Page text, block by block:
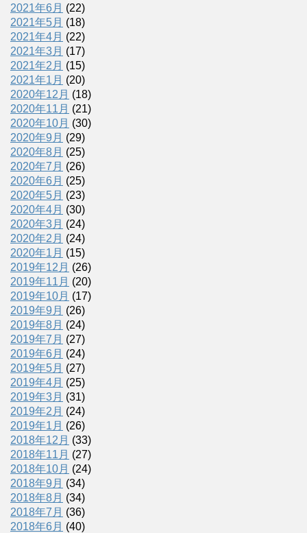
2021年6月 (22)
2021年5月 (18)
2021年4月 (22)
2021年3月 (17)
2021年2月 (15)
2021年1月 (20)
2020年12月 (18)
2020年11月 (21)
2020年10月 (30)
2020年9月 (29)
2020年8月 (25)
2020年7月 (26)
2020年6月 (25)
2020年5月 (23)
2020年4月 (30)
2020年3月 (24)
2020年2月 (24)
2020年1月 (15)
2019年12月 (26)
2019年11月 (20)
2019年10月 (17)
2019年9月 (26)
2019年8月 (24)
2019年7月 (27)
2019年6月 (24)
2019年5月 (27)
2019年4月 (25)
2019年3月 (31)
2019年2月 (24)
2019年1月 (26)
2018年12月 (33)
2018年11月 (27)
2018年10月 (24)
2018年9月 (34)
2018年8月 (34)
2018年7月 (36)
2018年6月 (40)